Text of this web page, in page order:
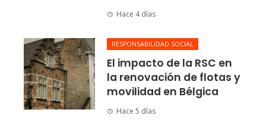
Hace 4 días
RESPONSABILIDAD SOCIAL
El impacto de la RSC en
la renovación de flotas y
movilidad en Bélgica
Hace 5 días